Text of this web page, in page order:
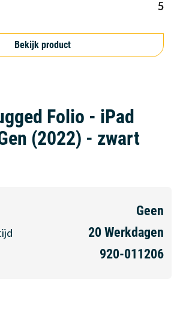
5
Bekijk product
Folio - iPad
(2022) - zwart
Geen
20 Werkdagen
920-011206